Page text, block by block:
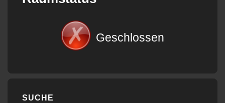
Geschlossen
SUCHE